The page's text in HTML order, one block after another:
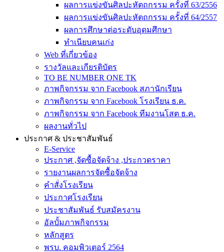
ผลการแข่งขันศิลปะหัตถกรรม ครั้งที่ 63/2556
ผลการแข่งขันศิลปะหัตถกรรม ครั้งที่ 64/2557
ผลการศึกษาต่อระดับอุดมศึกษา
ทำเนียบคนเก่ง
Web ที่เกี่ยวข้อง
รางวัลและเกียรติบัตร
TO BE NUMBER ONE TK
ภาพกิจกรรม จาก Facebook สภานักเรียน
ภาพกิจกรรม จาก Facebook โรงเรียน ธ.ค.
ภาพกิจกรรม จาก Facebook ทีมงานโสต ธ.ค.
ผลงานทั่วไป
ประกาศ & ประชาสัมพันธ์
E-Service
ประกาศ ,จัดซื้อจัดจ้าง ,ประกวดราคา
รายงานผลการจัดซื้อจัดจ้าง
คำสั่งโรงเรียน
ประกาศโรงเรียน
ประชาสัมพันธ์ รับสมัครงาน
อัลบั้มภาพกิจกรรม
หลักสูตร
พรบ. คอมพิวเตอร์ 2564